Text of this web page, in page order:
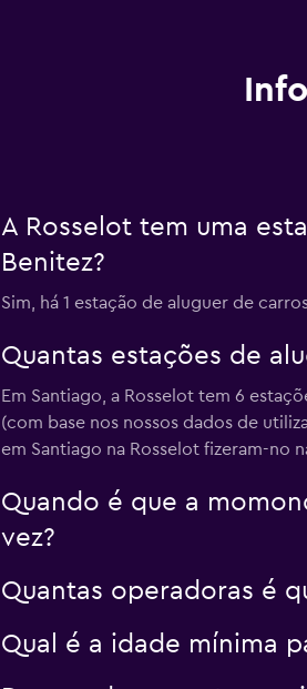
A Rosselot tem uma
Benitez?
Sim, há 1 estação de aluguer de
Quantas estações de
Em Santiago, a Rosselot tem 6
(com base nos nossos dados de
em Santiago na Rosselot fizeram-no
Quando é que a
vez?
Quantas operadoras é
Qual é a idade mínima